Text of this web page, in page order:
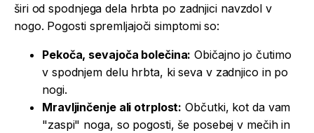
širi od spodnjega dela hrbta po zadnjici navzdol v
nogo. Pogosti spremljajoči simptomi so:
Pekoča, sevajoča bolečina: Običajno jo čutimo
v spodnjem delu hrbta, ki seva v zadnjico in po
nogi.
Mravljinčenje ali otrplost: Občutki, kot da vam
"zaspi" noga, so pogosti, še posebej v mečih in